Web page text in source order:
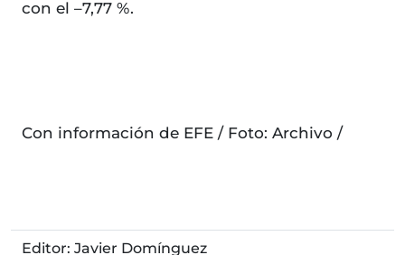
con el –7,77 %.
Con información de EFE / Foto: Archivo /
Editor: Javier Domínguez